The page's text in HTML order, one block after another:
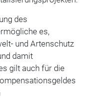
des
es,
und Artenschutz
damit
gilt auch für die